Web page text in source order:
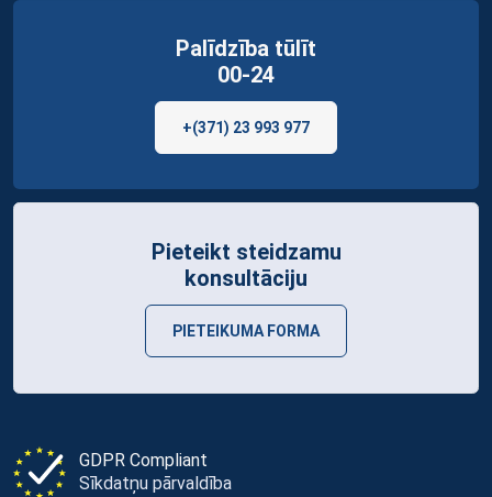
GDPR Compliant
Sīkdatņu pārvaldība
Palīdzība tūlīt
00-24
+(371) 23 993 977
Pieteikt steidzamu
konsultāciju
PIETEIKUMA FORMA